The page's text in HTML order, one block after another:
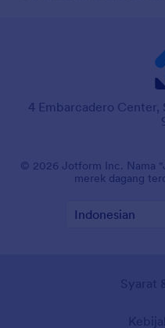
4 Embarcadero Center,
© 2026 Jotform Inc. Nama
merek dagang
Syarat